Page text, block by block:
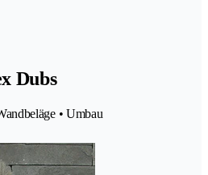
Dubs
• Umbau